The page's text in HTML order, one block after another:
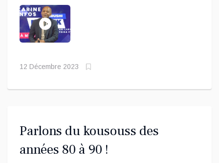
12 Décembre 2023
Parlons du kousouss des
années 80 à 90 !